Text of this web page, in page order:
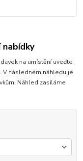
nabídky
na umístění uveďte
V následném náhledu je
Náhled zasíláme